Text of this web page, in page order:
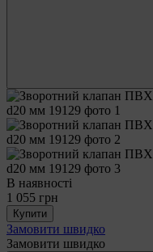
В наявності
1 055 грн
Купити
Замовити швидко
Замовити швидко